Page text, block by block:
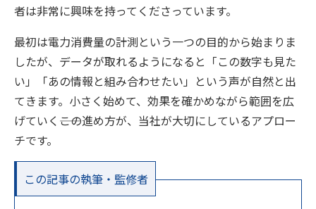
者は非常に興味を持ってくださっています。
最初は電力消費量の計測という一つの目的から始まりま
したが、データが取れるようになると「この数字も見た
い」「あの情報と組み合わせたい」という声が自然と出
てきます。小さく始めて、効果を確かめながら範囲を広
げていく――この進め方が、当社が大切にしているアプロー
チです。
この記事の執筆・監修者